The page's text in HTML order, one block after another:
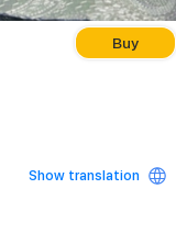
Buy
Show translation